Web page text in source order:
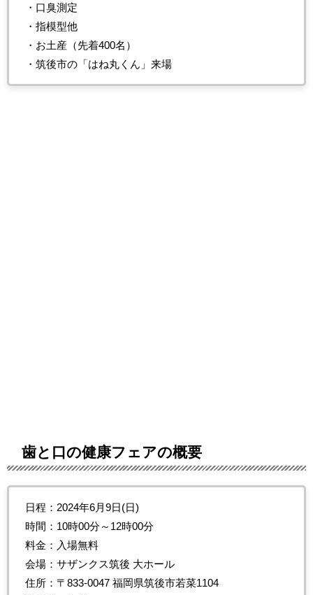
・口臭測定
・指模型他
・お土産（先着400名）
・筑後市の「はね丸くん」来場
歯と口の健康フェアの概要
日程：2024年6月9日(日)
時間：10時00分～12時00分
料金：入場無料
会場：サザンクス筑後 大ホール
住所：〒833-0047 福岡県筑後市若菜1104